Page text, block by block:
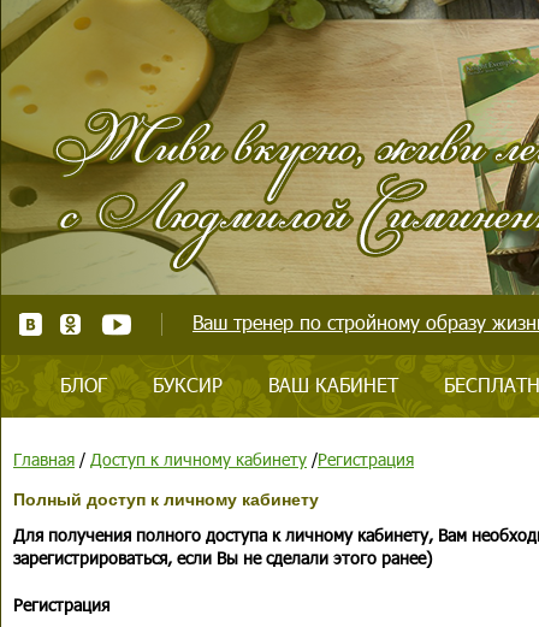
Ваш тренер по стройному образу
БЛОГ БУКСИР ВАШ КАБИНЕТ
Главная / Доступ к личному кабинету /Регистрация
Полный доступ к личному кабинету
Для получения полного доступа к личному кабинету, Вам
зарегистрироваться, если Вы не сделали этого ранее)
Регистрация